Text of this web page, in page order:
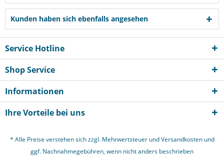
Kunden haben sich ebenfalls angesehen
Service Hotline
Shop Service
Informationen
Ihre Vorteile bei uns
* Alle Preise verstehen sich zzgl. Mehrwertsteuer undVersandkostenund
ggf. Nachnahmegebühren, wenn nicht anders beschrieben